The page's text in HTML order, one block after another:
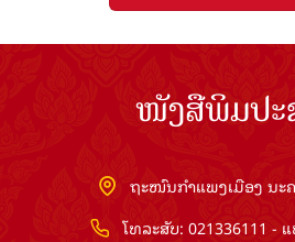
ໜັງສືພິມປະ
ຖະໜົນກຳແພງເມືອງ ນະ
ໂທລະສັບ: 021336111 -